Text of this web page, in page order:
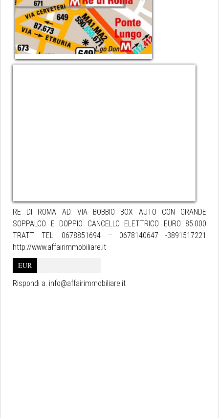
RE DI ROMA AD. VIA BOBBIO BOX AUTO CON GRANDE
SOPPALCO E DOPPIO CANCELLO ELETTRICO EURO 85.000
TRATT. TEL. 0678851694 – 0678140647 -3891517221
http://www.affairimmobiliare.it
EUR
Rispondi a: info@affairimmobiliare.it